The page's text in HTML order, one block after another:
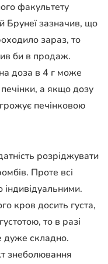
факультету
Брунеї зазначив, що
зараз, то
би в продаж.
доза в 4 г може
печінки, а якщо дозу
печінковою
розріджувати
Проте всі
індивідуальними.
кров досить густа,
то в разі
дуже складно.
знеболювання